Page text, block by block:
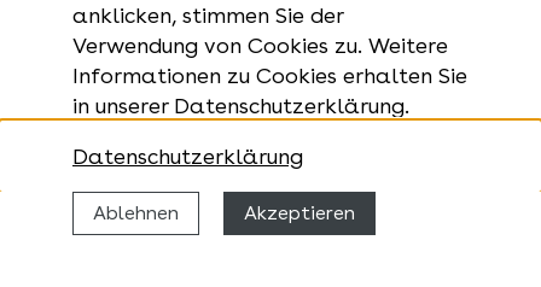
anklicken, stimmen Sie der
Verwendung von Cookies zu. Weitere
Informationen zu Cookies erhalten Sie
in unserer Datenschutzerklärung.
Datenschutzerklärung
Ablehnen Akzeptieren
Telefax:
+49 711 212-4283